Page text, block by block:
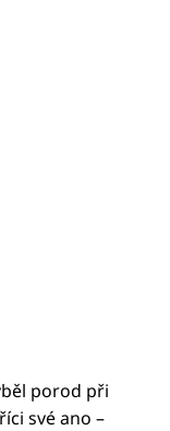
porod při
své ano –